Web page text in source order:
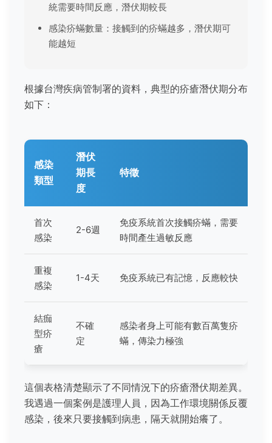
統需要時間反應，潛伏期較長
感染疥蟎數量：接觸到的疥蟎越多，潛伏期可
能越短
根據台灣疾病管制署的資料，典型的疥瘡潛伏期分布
如下：
感染
類型
潛伏
期長
度
特徵
首次
感染
2-6週
免疫系統首次接觸疥蟎，需要
時間產生過敏反應
重複
感染
1-4天 免疫系統已有記憶，反應較快
結痂
型疥
瘡
不確
定
感染者身上可能有數百萬隻疥
蟎，傳染力極強
這個表格清楚顯示了不同情況下的疥瘡潛伏期差異。
我遇過一個案例是護理人員，因為工作環境關係反覆
感染，後來只要接觸到病患，隔天就開始癢了。